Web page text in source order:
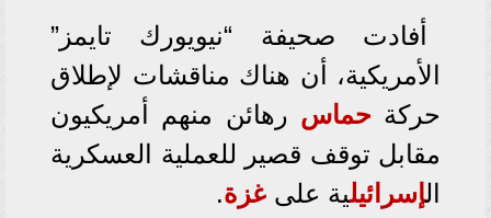
أفادت صحيفة “نيويورك تايمز”
الأمريكية، أن هناك مناقشات لإطلاق
حركة حماس رهائن منهم أمريكيون
مقابل توقف قصير للعملية العسكرية
الإسرائيلية على غزة.